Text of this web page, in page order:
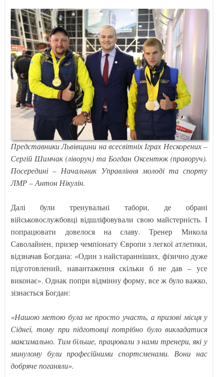
Представники Львівщини на всесвітніх Іграх Нескорених –
Сергій Шимчак (ліворуч) та Богдан Оксентюк (праворуч).
Посередині – Начальник Управління молоді та спорту
ЛМР – Антон Нікулін.
Далі були тренувальні табори, де обрані
військовослужбовці відшліфовували свою майстерність. І
попрацювати довелося на славу. Тренер Микола
Саволайнен, призер чемпіонату Європи з легкої атлетики,
відзначав Богдана: «Один з найстаранніших, фізично дуже
підготовлений, навантаження скільки б не дав – усе
виконає». Однак попри відмінну форму, все ж було важко,
зізнається Богдан:
«Нашою метою була не просто участь, а призові місця у
Сіднеї, тому при підготовці потрібно було викладатися
максимально. Тим більше, працювали з нами тренери, які у
минулому були професійними спортсменами. Вони нас
добряче поганяли».